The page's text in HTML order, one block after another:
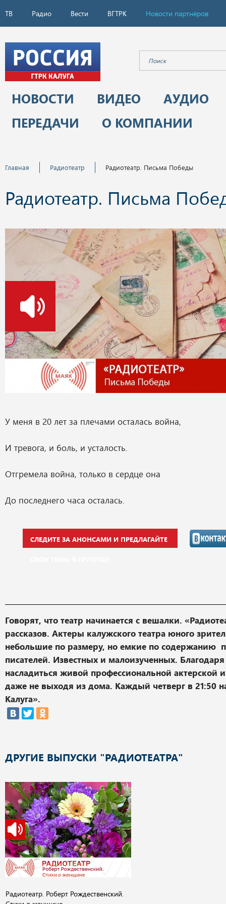
ТВ Радио Вести ВГТРК Новости партнёров
НОВОСТИ ВИДЕО
АУДИО
ПЕРЕДАЧИ
О КОМПАНИИ
Главная Радиотеатр Радиотеатр. Письма Победы
Радиотеатр. Письма
У меня в 20 лет за плечами осталась война,
И тревога, и боль, и усталость.
Отгремела война, только в сердце она
До последнего часа осталась.
СЛЕДИТЕ ЗА АНОНСАМИ И ПРЕДЛАГАЙТЕ
Говорят, что театр начинается с вешалки.
рассказов. Актеры калужского театра юного
небольшие по размеру, но емкие по содержанию
писателей. Известных и малоизученных.
насладиться живой профессиональной актерской
даже не выходя из дома. Каждый четверг в 21:50
Калуга».
ДРУГИЕ ВЫПУСКИ "РАДИОТЕАТРА"
Радиотеатр. Роберт Рождественский.